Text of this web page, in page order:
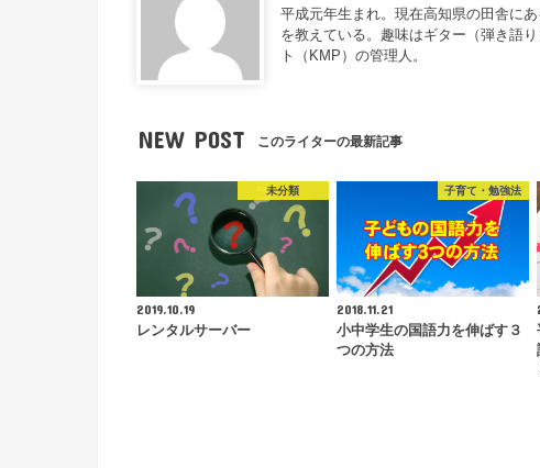
平成元年生まれ。現在高知県の田舎に
を教えている。趣味はギター（弾き語
ト（KMP）の管理人。
NEW POST このライターの最新記事
未分類
2019.10.19
レンタルサーバー
子育て・勉強法
2018.11.21
小中学生の国語力を伸ばす３
つの方法